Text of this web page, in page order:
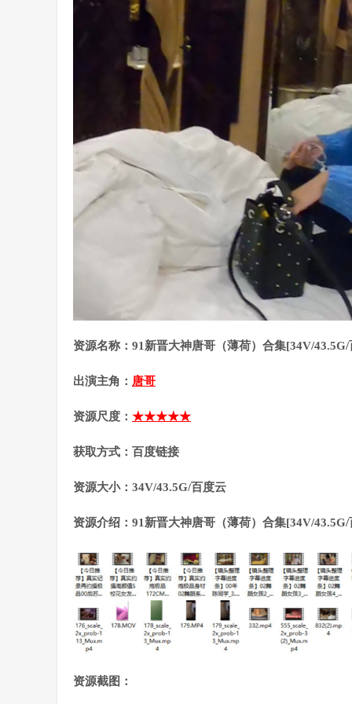
资源名称：91新晋大神唐哥（薄荷）合集[34V/
出演主角： 唐哥
资源尺度： ★★★★★
获取方式：百度链接
资源大小：34V/43.5G/百度云
资源介绍：91新晋大神唐哥（薄荷）合集[34V/
资源截图：